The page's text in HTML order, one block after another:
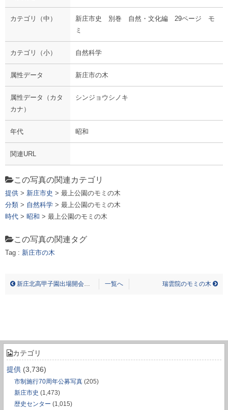
カテゴリ
提供 (3,736)
市制施行70周年公募写真 (205)
新庄市史 (1,473)
歴史センター (1,015)
カテゴリ（中）
新庄市史 別巻 自然・文化編 29ページ モ
ミ
カテゴリ（小） 自然科学
属性データ 新庄市の木
属性データ（カタ
カナ）
シンジョウシノキ
年代 昭和
関連URL
この写真の関連カテゴリ
提供 > 新庄市史 > 最上公園のモミの木
分類 > 自然科学 > 最上公園のモミの木
時代 > 昭和 > 最上公園のモミの木
この写真の関連タグ
Tag : 新庄市の木
新庄北高甲子園出場開会式（昭和34年） 一覧へ 瑞雲院のモミの木